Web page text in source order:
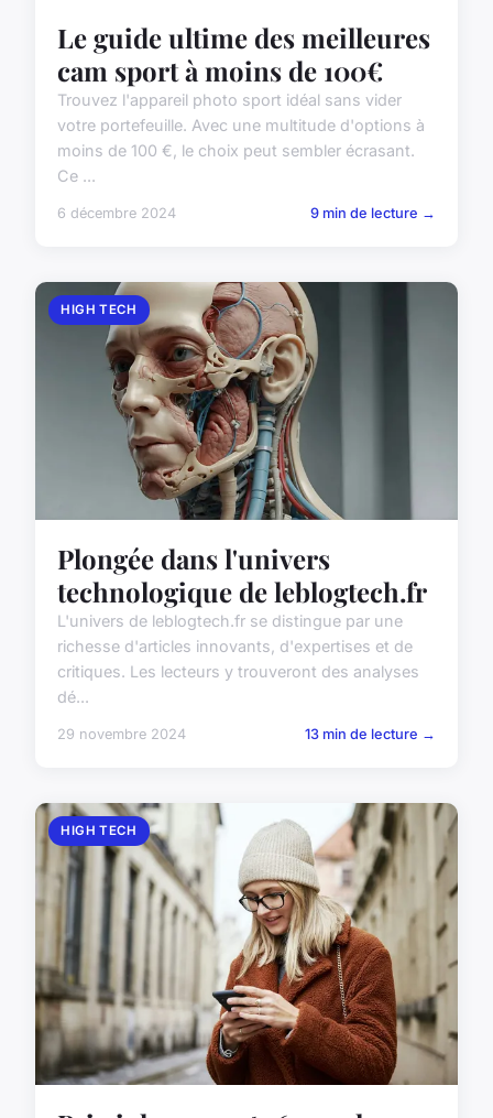
Le guide ultime des meilleures
cam sport à moins de 100€
Trouvez l'appareil photo sport idéal sans vider
votre portefeuille. Avec une multitude d'options à
moins de 100 €, le choix peut sembler écrasant.
Ce ...
6 décembre 2024 9 min de lecture →
HIGH TECH
Plongée dans l'univers
technologique de leblogtech.fr
L'univers de leblogtech.fr se distingue par une
richesse d'articles innovants, d'expertises et de
critiques. Les lecteurs y trouveront des analyses
dé...
29 novembre 2024 13 min de lecture →
HIGH TECH